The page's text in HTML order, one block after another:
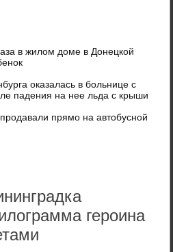
в жилом доме в Донецкой
оказалась в больнице с
падения на нее льда с крыши
прямо на автобусной
героина